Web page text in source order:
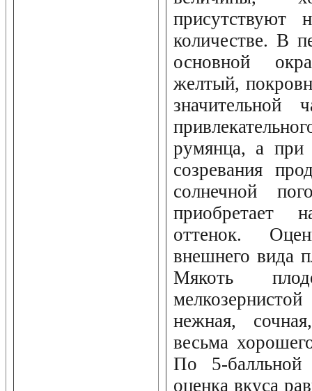
количестве. В
основной
желтый,
румянца, а при
созревания
солнечной
приобретает
оттенок.
внешнего вида
Мякоть
нежная,
весьма
По 5-балльной
оценка вкуса